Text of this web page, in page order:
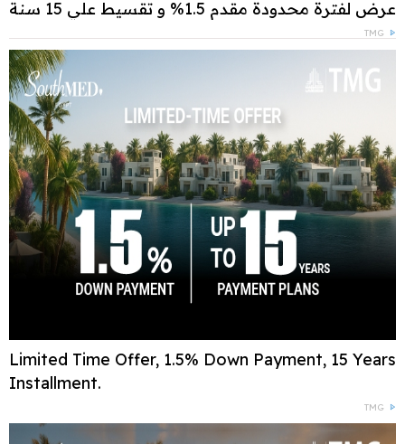
عرض لفترة محدودة مقدم 1.5% و تقسيط علي 15 سنة
TMG
Limited Time Offer, 1.5% Down Payment, 15 Years
Installment.
TMG